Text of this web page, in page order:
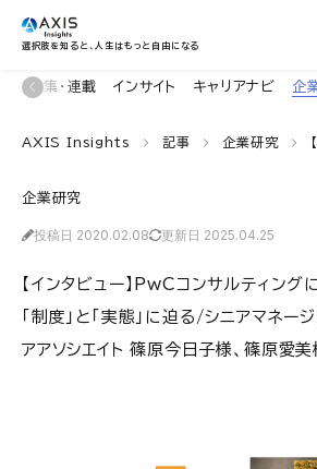
選択肢を知ると、人生はもっと自由になる
特集・連載 インサイト キャリアナビ 企
AXIS Insights 記事 企業研究 【
企業研究
投稿日 2020.02.08 更新日 2025.04.25
【インタビュー】PwCコンサルティング
「制度」と「実態」に迫る/シニアマネー
アアソシエイト 篠原今日子様、篠原愛美